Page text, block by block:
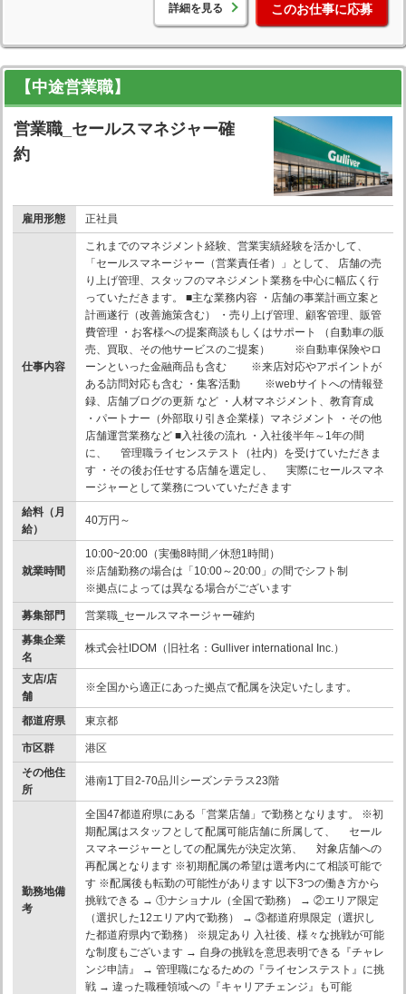
詳細を見る このお仕事に応募
【中途営業職】
営業職_セールスマネジャー確
約
雇用形態 正社員
仕事内容
これまでのマネジメント経験、営業実績経験を活かして、
「セールスマネージャー（営業責任者）」として、 店舗の売
り上げ管理、スタッフのマネジメント業務を中心に幅広く行
っていただきます。 ■主な業務内容 ・店舗の事業計画立案と
計画遂行（改善施策含む） ・売り上げ管理、顧客管理、販管
費管理 ・お客様への提案商談もしくはサポート （自動車の販
売、買取、その他サービスのご提案） ※自動車保険やロ
ーンといった金融商品も含む ※来店対応やアポイントが
ある訪問対応も含む ・集客活動 ※webサイトへの情報登
録、店舗ブログの更新 など ・人材マネジメント、教育育成
・パートナー（外部取り引き企業様）マネジメント ・その他
店舗運営業務など ■入社後の流れ ・入社後半年～1年の間
に、 管理職ライセンステスト（社内）を受けていただきま
す ・その後お任せする店舗を選定し、 実際にセールスマネ
ージャーとして業務についていただきます
給料（月
給）
40万円～
就業時間
10:00~20:00（実働8時間／休憩1時間）
※店舗勤務の場合は「10:00～20:00」の間でシフト制
※拠点によっては異なる場合がございます
募集部門
営業職_セールスマネージャー確約
募集企業
名
株式会社IDOM（旧社名：Gulliver international Inc.）
支店/店
舗
※全国から適正にあった拠点で配属を決定いたします。
都道府県 東京都
市区群
港区
その他住
所
港南1丁目2-70品川シーズンテラス23階
勤務地備
考
全国47都道府県にある「営業店舗」で勤務となります。 ※初
期配属はスタッフとして配属可能店舗に所属して、 セール
スマネージャーとしての配属先が決定次第、 対象店舗への
再配属となります ※初期配属の希望は選考内にて相談可能で
す ※配属後も転勤の可能性があります 以下3つの働き方から
挑戦できる → ①ナショナル（全国で勤務） → ②エリア限定
（選択した12エリア内で勤務） → ③都道府県限定（選択し
た都道府県内で勤務） ※規定あり 入社後、様々な挑戦が可能
な制度もございます → 自身の挑戦を意思表明できる『チャレ
ンジ申請』 → 管理職になるための『ライセンステスト』に挑
戦 → 違った職種領域への『キャリアチェンジ』も可能